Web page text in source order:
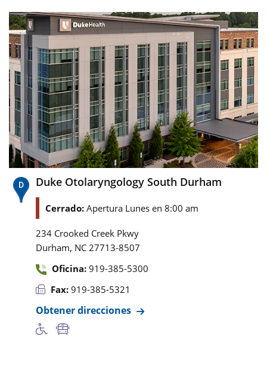
Duke Otolaryngology South Durham
Cerrado: Apertura Lunes en 8:00 am
234 Crooked Creek Pkwy
Durham, NC 27713-8507
Oficina: 919-385-5300
Fax: 919-385-5321
Obtener direcciones